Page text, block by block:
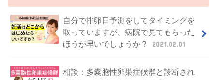
自分で排卵日予測をしてタイミングを
取っていますが、病院で見てもらった
ほうが早いでしょうか？
2021.02.01
相談：多嚢胞性卵巣症候群と診断され